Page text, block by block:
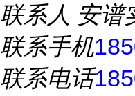
联系人 安谱
联系手机
联系电话